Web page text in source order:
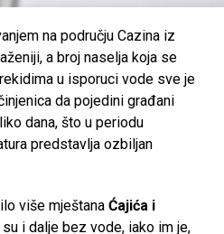
na području Cazina iz
a broj naselja koja se
u isporuci vode sve je
da pojedini građani
dana, što u periodu
predstavlja ozbiljan
više mještana Ćajića i
i dalje bez vode, iako im je,